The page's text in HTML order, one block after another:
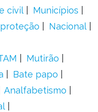
civil
Municípios
Nacional
Mutirão
Bate papo
Analfabetismo